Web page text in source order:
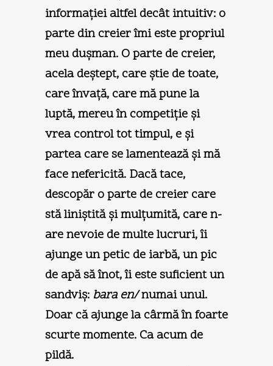
informaţiei altfel decât intuitiv: o
parte din creier îmi este propriul
meu duşman. O parte de creier,
acela deştept, care ştie de toate,
care învaţă, care mă pune la
luptă, mereu în competiţie şi
vrea control tot timpul, e şi
partea care se lamentează şi mă
face nefericită. Dacă tace,
descopăr o parte de creier care
stă liniştită şi mulţumită, care n-
are nevoie de multe lucruri, îi
ajunge un petic de iarbă, un pic
de apă să înot, îi este suficient un
sandviş: bara en/numai unul.
Doar că ajunge la cârmă în foarte
scurte momente. Ca acum de
pildă.